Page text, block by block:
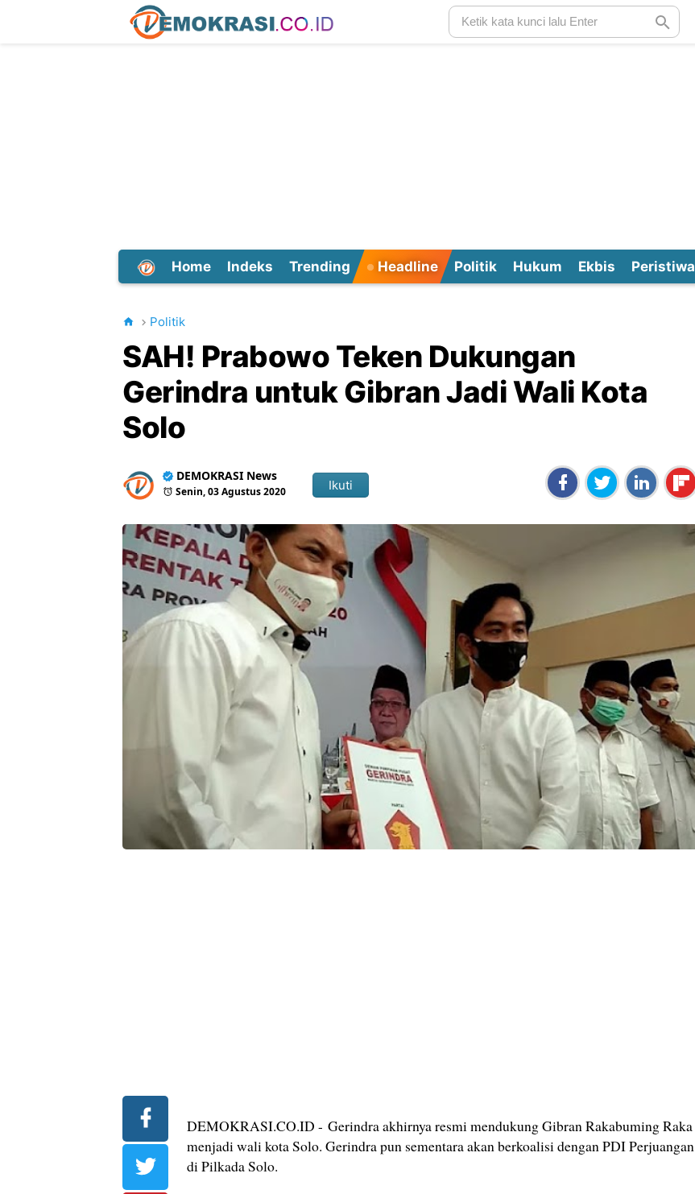
Home Indeks Trending Headline Politik Hukum Ekbis Peristiwa
Politik
SAH! Prabowo Teken Dukungan
Gerindra untuk Gibran Jadi Wali Kota
Solo
DEMOKRASI News
Senin, 03 Agustus 2020 Ikuti
DEMOKRASI.CO.ID - Gerindra akhirnya resmi mendukung Gibran Rakabuming Raka
menjadi wali kota Solo. Gerindra pun sementara akan berkoalisi dengan PDI Perjuangan
di Pilkada Solo.